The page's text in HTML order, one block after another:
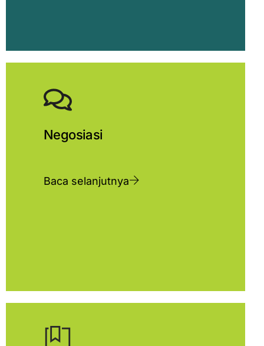
Negosiasi
Baca selanjutnya